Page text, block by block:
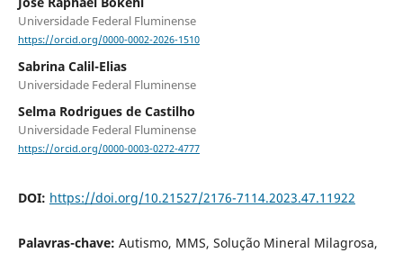
Universidade Federal Fluminense
https://orcid.org/0000-0002-2026-1510
Sabrina Calil-Elias
Universidade Federal Fluminense
Selma Rodrigues de Castilho
Universidade Federal Fluminense
https://orcid.org/0000-0003-0272-4777
DOI: https://doi.org/10.21527/2176-7114.2023.47.11922
Palavras-chave: Autismo, MMS, Solução Mineral Milagrosa,